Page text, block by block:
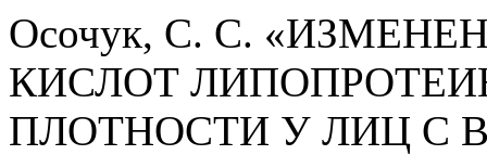
Осочук, С. С.
КИСЛОТ
ПЛОТНОСТИ У ЛИЦ С